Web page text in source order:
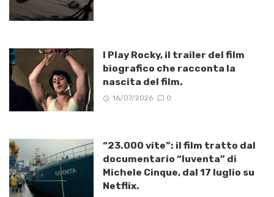
I Play Rocky, il trailer del film
biografico che racconta la
nascita del film.
16/07/2026 0
“23.000 vite”: il film tratto dal
documentario “Iuventa” di
Michele Cinque, dal 17 luglio su
Netflix.